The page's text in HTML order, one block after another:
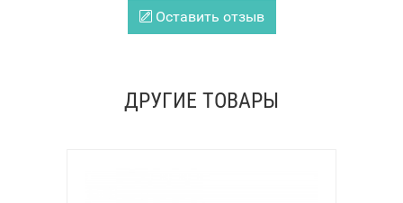
Оставить отзыв
ДРУГИЕ ТОВАРЫ